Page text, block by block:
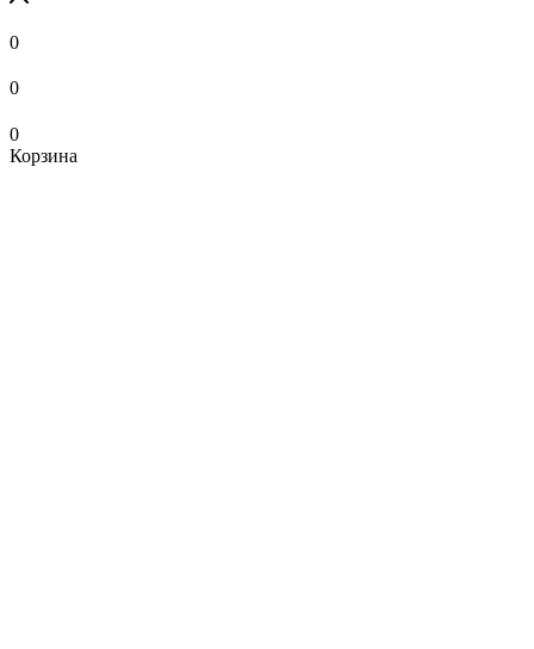
0
0
0
Корзина